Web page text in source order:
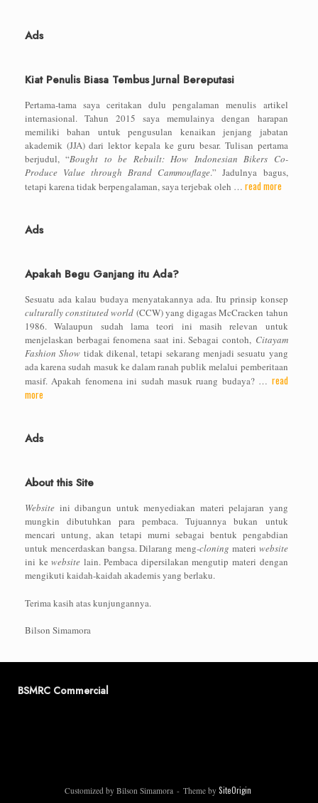
Ads
Kiat Penulis Biasa Tembus Jurnal Bereputasi
Pertama-tama saya ceritakan dulu pengalaman menulis artikel
internasional. Tahun 2015 saya memulainya dengan harapan
memiliki bahan untuk pengusulan kenaikan jenjang jabatan
akademik (JJA) dari lektor kepala ke guru besar. Tulisan pertama
berjudul, “Bought to be Rebuilt: How Indonesian Bikers Co-
Produce Value through Brand Cammouflage.” Jadulnya bagus,
tetapi karena tidak berpengalaman, saya terjebak oleh … read more
Ads
Apakah Begu Ganjang itu Ada?
Sesuatu ada kalau budaya menyatakannya ada. Itu prinsip konsep
culturally constituted world (CCW) yang digagas McCracken tahun
1986. Walaupun sudah lama teori ini masih relevan untuk
menjelaskan berbagai fenomena saat ini. Sebagai contoh, Citayam
Fashion Show tidak dikenal, tetapi sekarang menjadi sesuatu yang
ada karena sudah masuk ke dalam ranah publik melalui pemberitaan
masif. Apakah fenomena ini sudah masuk ruang budaya? … read
more
Ads
About this Site
Website ini dibangun untuk menyediakan materi pelajaran yang
mungkin dibutuhkan para pembaca. Tujuannya bukan untuk
mencari untung, akan tetapi murni sebagai bentuk pengabdian
untuk mencerdaskan bangsa. Dilarang meng-cloning materi website
ini kewebsite lain. Pembaca dipersilakan mengutip materi dengan
mengikuti kaidah-kaidah akademis yang berlaku.
Terima kasih atas kunjungannya.
Bilson Simamora
BSMRC Commercial
Customized by Bilson Simamora Theme bySiteOrigin